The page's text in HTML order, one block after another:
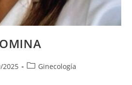
2025 Ginecología